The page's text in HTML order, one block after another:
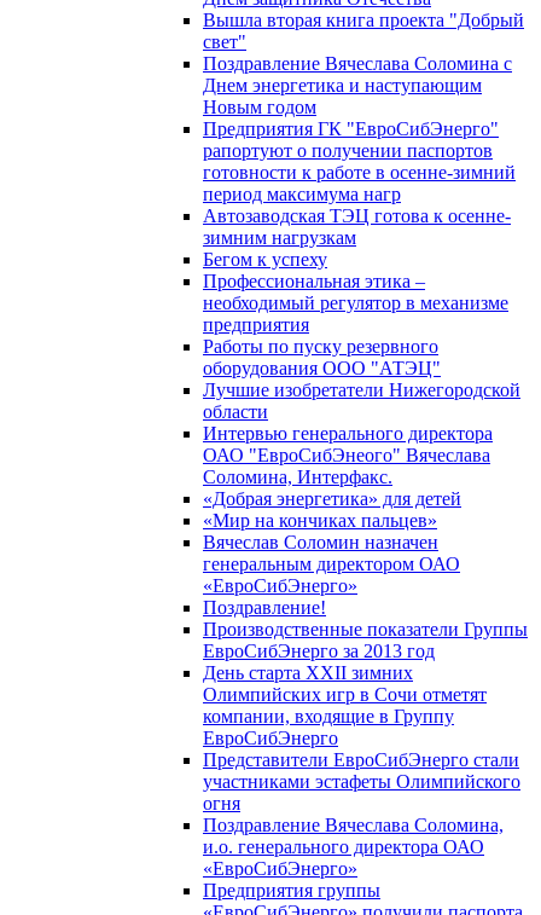
Вышла вторая книга проекта "Добрый
свет"
Поздравление Вячеслава Соломина с
Днем энергетика и наступающим
Новым годом
Предприятия ГК "ЕвроСибЭнерго"
рапортуют о получении паспортов
готовности к работе в осенне-зимний
период максимума нагр
Автозаводская ТЭЦ готова к осенне-
зимним нагрузкам
Бегом к успеху
Профессиональная этика –
необходимый регулятор в механизме
предприятия
Работы по пуску резервного
оборудования ООО "АТЭЦ"
Лучшие изобретатели Нижегородской
области
Интервью генерального директора
ОАО "ЕвроСибЭнеого" Вячеслава
Соломина, Интерфакс.
«Добрая энергетика» для детей
«Мир на кончиках пальцев»
Вячеслав Соломин назначен
генеральным директором ОАО
«ЕвроСибЭнерго»
Поздравление!
Производственные показатели Группы
ЕвроСибЭнерго за 2013 год
День старта XXII зимних
Олимпийских игр в Сочи отметят
компании, входящие в Группу
ЕвроСибЭнерго
Представители ЕвроСибЭнерго стали
участниками эстафеты Олимпийского
огня
Поздравление Вячеслава Соломина,
и.о. генерального директора ОАО
«ЕвроСибЭнерго»
Предприятия группы